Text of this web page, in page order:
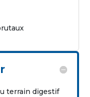
terrain digestif